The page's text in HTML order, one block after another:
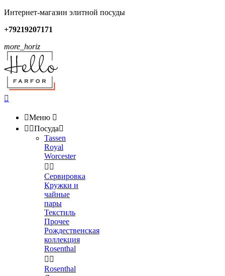
Интернет-магазин элитной посуды
+79219207171
more_horiz

Меню 
 Посуда
Tassen
Royal
Worcester
 
Сервировка
Кружки и
чайные
пары
Текстиль
Прочее
Рождественская
коллекция
Rosenthal
 
Rosenthal